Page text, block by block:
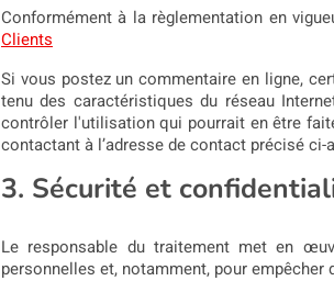
Conformément à la règlementation en
Clients
Si vous postez un commentaire en ligne,
tenu des caractéristiques du réseau
contrôler l'utilisation qui pourrait en être
contactant à l’adresse de contact précisé ci-
3. Sécurité et
Le responsable du traitement met en
personnelles et, notamment, pour